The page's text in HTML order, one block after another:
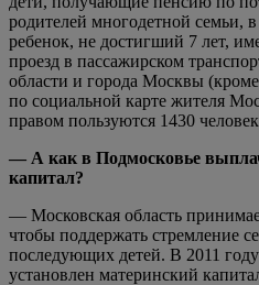
родителей многодетной семьи, в
ребенок, не достигший 7 лет,
проезд в пассажирском
области и города Москвы
по социальной карте жителя
правом пользуются 1430
— А как в Подмосковье
капитал?
— Московская область
чтобы поддержать стремление
последующих детей. В 2011
установлен материнский